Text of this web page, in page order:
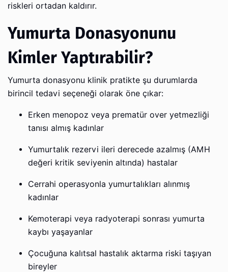
riskleri ortadan kaldırır.
Yumurta Donasyonunu
Kimler Yaptırabilir?
Yumurta donasyonu klinik pratikte şu durumlarda
birincil tedavi seçeneği olarak öne çıkar:
Erken menopoz veya prematür over yetmezliği
tanısı almış kadınlar
Yumurtalık rezervi ileri derecede azalmış (AMH
değeri kritik seviyenin altında) hastalar
Cerrahi operasyonla yumurtalıkları alınmış
kadınlar
Kemoterapi veya radyoterapi sonrası yumurta
kaybı yaşayanlar
Çocuğuna kalıtsal hastalık aktarma riski taşıyan
bireyler